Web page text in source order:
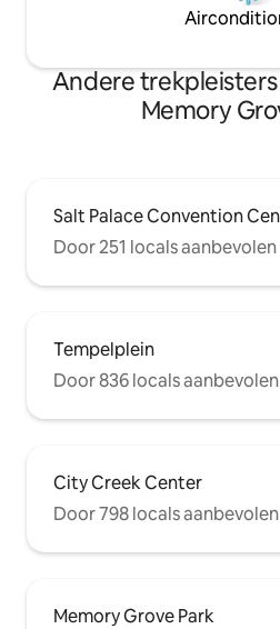
Andere
Memory
Salt Palace Convention
Door 251 locals aanbevolen
Tempelplein
Door 836 locals aanbevolen
City Creek Center
Door 798 locals aanbevolen
Memory Grove Park